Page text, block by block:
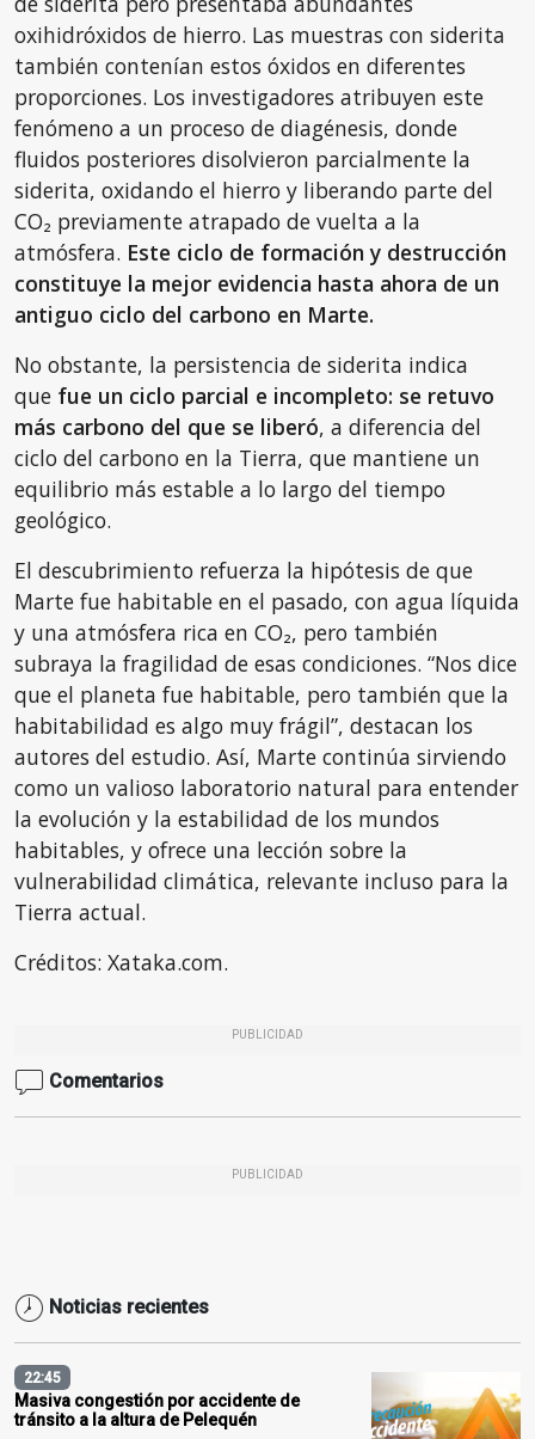
oxihidróxidos de hierro. Las muestras con siderita
también contenían estos óxidos en diferentes
proporciones. Los investigadores atribuyen este
fenómeno a un proceso de diagénesis, donde
fluidos posteriores disolvieron parcialmente la
siderita, oxidando el hierro y liberando parte del
CO₂ previamente atrapado de vuelta a la
atmósfera. Este ciclo de formación y destrucción
constituye la mejor evidencia hasta ahora de un
antiguo ciclo del carbono en Marte.
No obstante, la persistencia de siderita indica
que fue un ciclo parcial e incompleto: se retuvo
más carbono del que se liberó, a diferencia del
ciclo del carbono en la Tierra, que mantiene un
equilibrio más estable a lo largo del tiempo
geológico.
El descubrimiento refuerza la hipótesis de que
Marte fue habitable en el pasado, con agua líquida
y una atmósfera rica en CO₂, pero también
subraya la fragilidad de esas condiciones. “Nos dice
que el planeta fue habitable, pero también que la
habitabilidad es algo muy frágil”, destacan los
autores del estudio. Así, Marte continúa sirviendo
como un valioso laboratorio natural para entender
la evolución y la estabilidad de los mundos
habitables, y ofrece una lección sobre la
vulnerabilidad climática, relevante incluso para la
Tierra actual.
Créditos: Xataka.com.
PUBLICIDAD
Comentarios
PUBLICIDAD
Noticias recientes
22:45
Masiva congestión por accidente de
tránsito a la altura de Pelequén